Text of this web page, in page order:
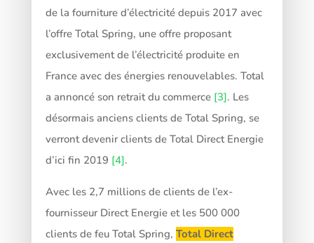
de la fourniture d’électricité depuis 2017 avec
l’offre Total Spring, une offre proposant
exclusivement de l’électricité produite en
France avec des énergies renouvelables. Total
a annoncé son retrait du commerce [3]. Les
désormais anciens clients de Total Spring, se
verront devenir clients de Total Direct Energie
d’ici fin 2019 [4].
Avec les 2,7 millions de clients de l’ex-
fournisseur Direct Energie et les 500 000
clients de feu Total Spring, Total Direct